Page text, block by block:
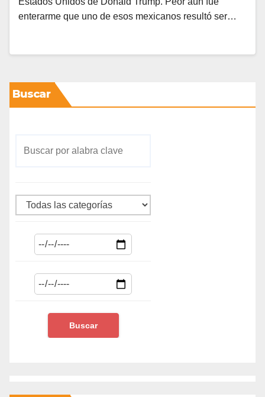
enterarme que uno de esos mexicanos resultó ser…
Buscar